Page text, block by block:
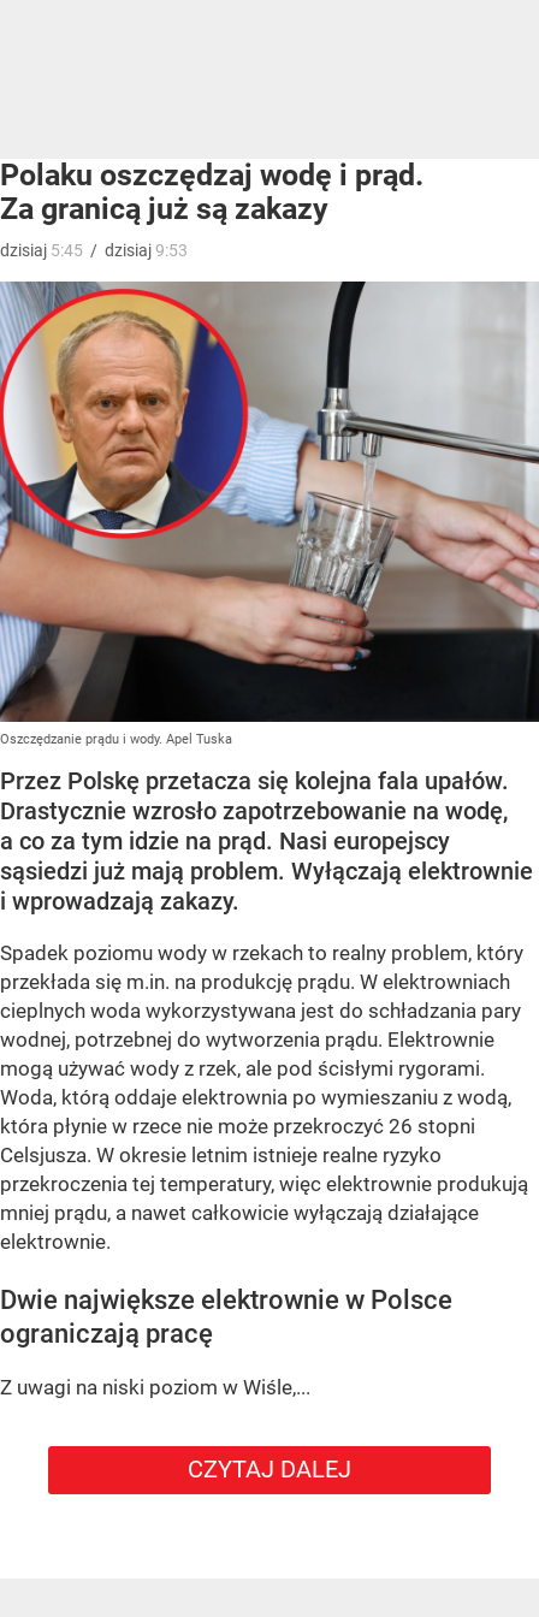
Polaku oszczędzaj wodę i prąd.
Za granicą już są zakazy
dzisiaj 5:45 / dzisiaj9:53
Oszczędzanie prądu i wody. Apel Tuska
Przez Polskę przetacza się kolejna fala upałów.
Drastycznie wzrosło zapotrzebowanie na wodę,
a co za tym idzie na prąd. Nasi europejscy
sąsiedzi już mają problem. Wyłączają elektrownie
i wprowadzają zakazy.
Spadek poziomu wody w rzekach to realny problem, który
przekłada się m.in. na produkcję prądu. W elektrowniach
cieplnych woda wykorzystywana jest do schładzania pary
wodnej, potrzebnej do wytworzenia prądu. Elektrownie
mogą używać wody z rzek, ale pod ścisłymi rygorami.
Woda, którą oddaje elektrownia po wymieszaniu z wodą,
która płynie w rzece nie może przekroczyć 26 stopni
Celsjusza. W okresie letnim istnieje realne ryzyko
przekroczenia tej temperatury, więc elektrownie produkują
mniej prądu, a nawet całkowicie wyłączają działające
elektrownie.
Dwie największe elektrownie w Polsce
ograniczają pracę
Z uwagi na niski poziom w Wiśle,...
CZYTAJ DALEJ